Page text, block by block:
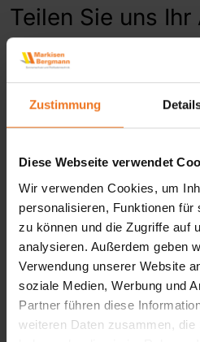
Zustimmung
Diese Webseite verwendet
Wir verwenden Cookies, um
personalisieren, Funktionen für
zu können und die Zugriffe auf
analysieren. Außerdem geben
Verwendung unserer Website
soziale Medien, Werbung und
Partner führen diese
weiteren Daten zusammen, die
Teilen Sie uns
Vorname
Nachname
Ich wünsche eine
E-Mail Telefon
E-Mail